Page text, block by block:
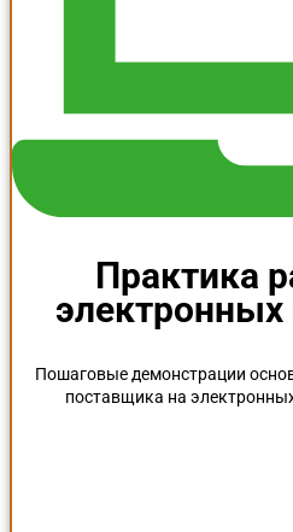
Практика
Пошаговые демонстрации
поставщика на